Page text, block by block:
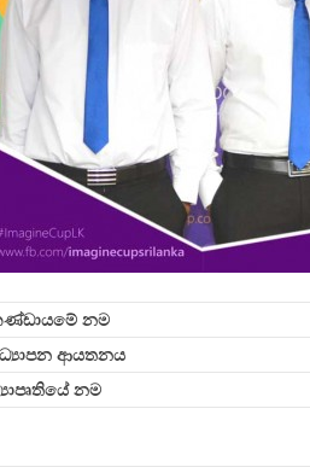
නම
ආයතනය
නම